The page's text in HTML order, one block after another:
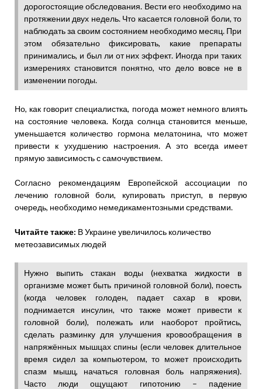
дорогостоящие обследования. Вести его необходимо на
протяжении двух недель. Что касается головной боли, то
наблюдать за своим состоянием необходимо месяц. При
этом обязательно фиксировать, какие препараты
принимались, и был ли от них эффект. Иногда при таких
измерениях становится понятно, что дело вовсе не в
изменении погоды.
Но, как говорит специалистка, погода может немного влиять
на состояние человека. Когда солнца становится меньше,
уменьшается количество гормона мелатонина, что может
привести к ухудшению настроения. А это всегда имеет
прямую зависимость с самочувствием.
Согласно рекомендациям Европейской ассоциации по
лечению головной боли, купировать приступ, в первую
очередь, необходимо немедикаментозными средствами.
Читайте также: В Украине увеличилось количество
метеозависимых людей
Нужно выпить стакан воды (нехватка жидкости в
организме может быть причиной головной боли), поесть
(когда человек голоден, падает сахар в крови,
поднимается инсулин, что также может привести к
головной боли), полежать или наоборот пройтись,
сделать разминку для улучшения кровообращения в
напряжённых мышцах спины (если человек длительное
время сидел за компьютером, то может происходить
спазм мышц, начаться головная боль напряжения).
Часто люди ощущают гипотонию – падение